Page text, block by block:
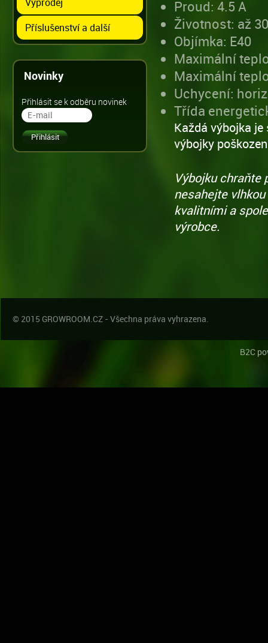
Příslušenství a další
Novinky
Přihlásit se k odběru novinek
Proud: 4.5 A
Životnost: až
Objímka: E40
Maximální
Maximální
Uchycení:
Třída
Každá výbojka
výbojky
Výbojku chraňte
nesahejte
kvalitními a
výrobce.
© 2015 GROWROOM.CZ - Všechna práva vyhrazena.
B2C